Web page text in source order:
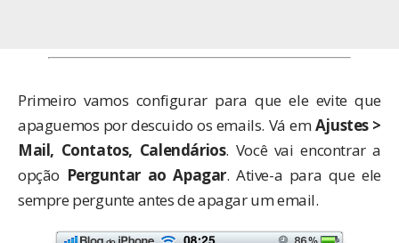
Primeiro vamos configurar para que ele evite que
apaguemos por descuido os emails. Vá emAjustes >
Mail, Contatos, Calendários. Você vai encontrar a
opção Perguntar ao Apagar. Ative-a para que ele
sempre pergunte antes de apagar um email.